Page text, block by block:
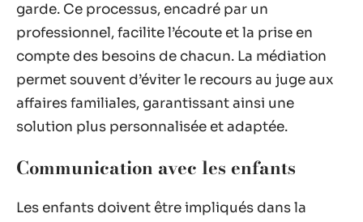
garde. Ce processus, encadré par un
professionnel, facilite l’écoute et la prise en
compte des besoins de chacun. La médiation
permet souvent d’éviter le recours au juge aux
affaires familiales, garantissant ainsi une
solution plus personnalisée et adaptée.
Communication avec les enfants
Les enfants doivent être impliqués dans la